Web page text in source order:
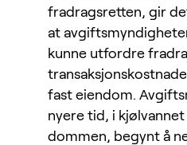
fradragsretten, gir
at
kunne utfordre
fast eiendom.
nyere tid, i
dommen, begynt å